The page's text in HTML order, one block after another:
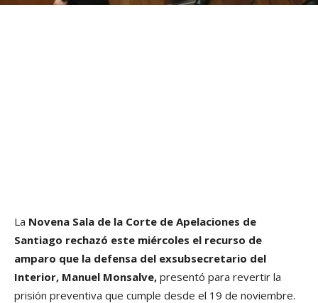
La Novena Sala de la Corte de Apelaciones de
Santiago rechazó este miércoles el recurso de
amparo que la defensa del exsubsecretario del
Interior, Manuel Monsalve, presentó para revertir la
prisión preventiva que cumple desde el 19 de noviembre.